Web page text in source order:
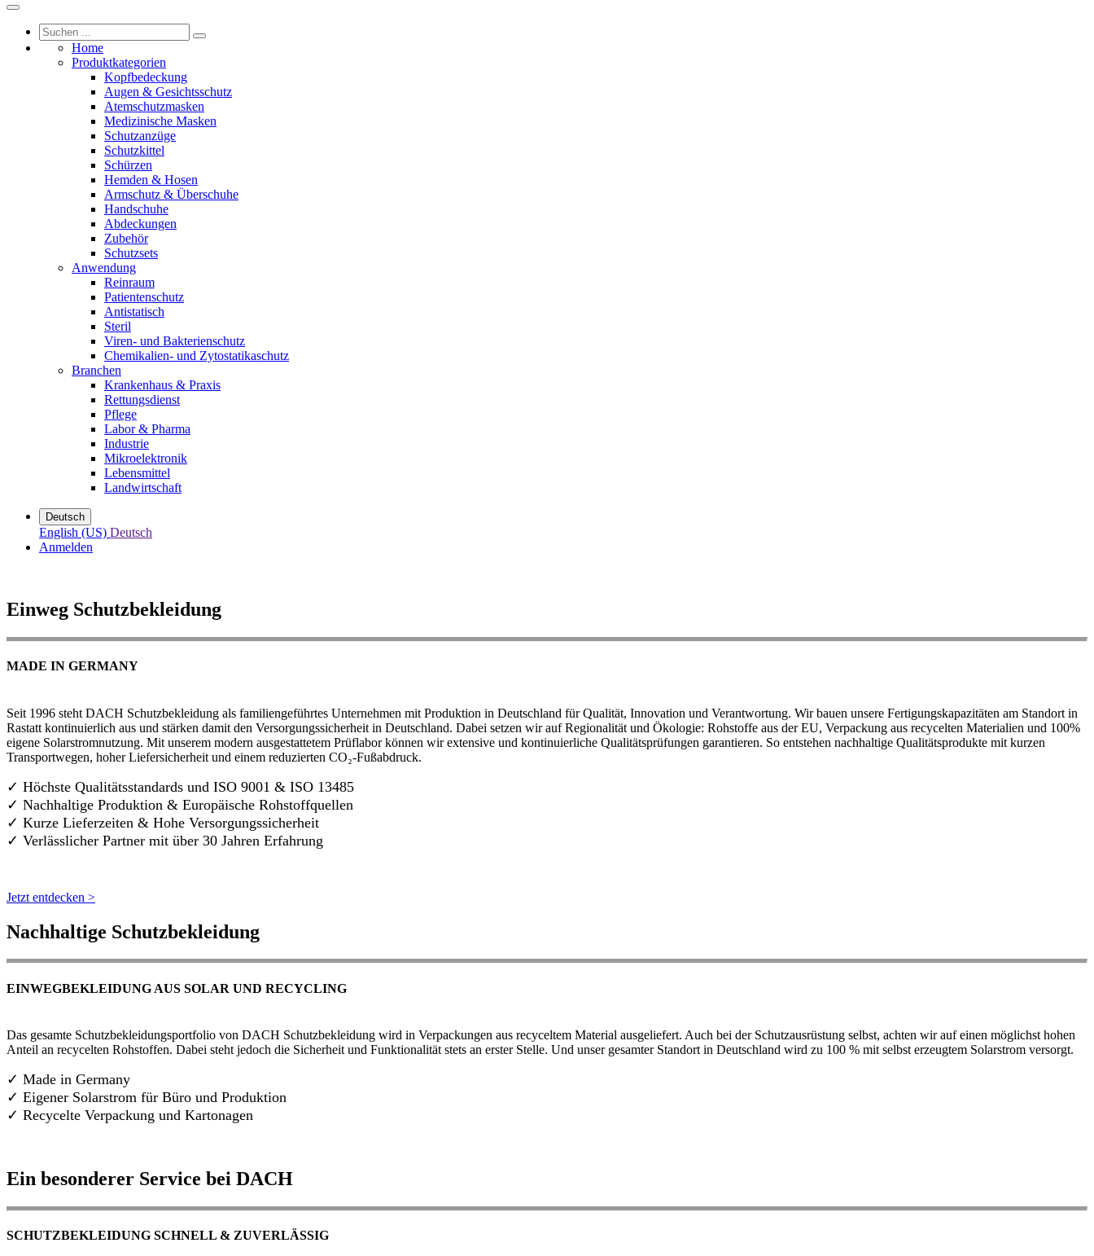
Home
Produktkategorien
Kopfbedeckung
Augen & Gesichtsschutz
Atemschutzmasken
Medizinische Masken
Schutzanzüge
Schutzkittel
Schürzen
Hemden & Hosen
Armschutz & Überschuhe
Handschuhe
Abdeckungen
Zubehör
Schutzsets
Anwendung
Reinraum
Patientenschutz
Antistatisch
Steril
Viren- und Bakterienschutz
Chemikalien- und Zytostatikaschutz
Branchen
Krankenhaus & Praxis
Rettungsdienst
Pflege
Labor & Pharma
Industrie
Mikroelektronik
Lebensmittel
Landwirtschaft
Deutsch
English (US) Deutsch
Anmelden
Einweg Schutzbekleidung
MADE IN GERMANY
Seit 1996 steht DACH Schutzbekleidung als familiengeführtes Unternehmen mit Produktion in Deutschland für Qualität, Innovation und Verantwortung. Wir bauen unsere Fertigungskapazitäten am Standort in
Rastatt kontinuierlich aus und stärken damit den Versorgungssicherheit in Deutschland. Dabei setzen wir auf Regionalität und Ökologie: Rohstoffe aus der EU, Verpackung aus recycelten Materialien und 100%
eigene Solarstromnutzung. Mit unserem modern ausgestattetem Prüflabor können wir extensive und kontinuierliche Qualitätsprüfungen garantieren. So entstehen nachhaltige Qualitätsprodukte mit kurzen
Transportwegen, hoher Liefersicherheit und einem reduzierten CO₂-Fußabdruck.
✓ Höchste Qualitätsstandards und ISO 9001 & ISO 13485
✓ Nachhaltige Produktion & Europäische Rohstoffquellen
✓ Kurze Lieferzeiten & Hohe Versorgungssicherheit
✓ Verlässlicher Partner mit über 30 Jahren Erfahrung
Jetzt entdecken >
Nachhaltige Schutzbekleidung
EINWEGBEKLEIDUNG AUS SOLAR UND RECYCLING
Das gesamte Schutzbekleidungsportfolio von DACH Schutzbekleidung wird in Verpackungen aus recyceltem Material ausgeliefert. Auch bei der Schutzausrüstung selbst, achten wir auf einen möglichst hohen
Anteil an recycelten Rohstoffen. Dabei steht jedoch die Sicherheit und Funktionalität stets an erster Stelle. Und unser gesamter Standort in Deutschland wird zu 100 % mit selbst erzeugtem Solarstrom versorgt.
✓ Made in Germany
✓ Eigener Solarstrom für Büro und Produktion
✓ Recycelte Verpackung und Kartonagen
Ein besonderer Service bei DACH
SCHUTZBEKLEIDUNG SCHNELL & ZUVERLÄSSIG